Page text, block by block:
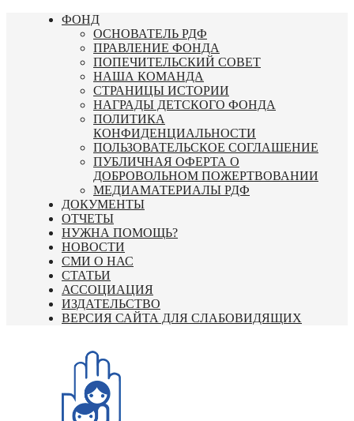
Перейти
ФОНД
ОСНОВАТЕЛЬ РДФ
ПРАВЛЕНИЕ ФОНДА
ПОПЕЧИТЕЛЬСКИЙ СОВЕТ
НАША КОМАНДА
СТРАНИЦЫ ИСТОРИИ
НАГРАДЫ ДЕТСКОГО ФОНДА
ПОЛИТИКА
КОНФИДЕНЦИАЛЬНОСТИ
ПОЛЬЗОВАТЕЛЬСКОЕ СОГЛАШЕНИЕ
ПУБЛИЧНАЯ ОФЕРТА О
ДОБРОВОЛЬНОМ ПОЖЕРТВОВАНИИ
МЕДИАМАТЕРИАЛЫ РДФ
ДОКУМЕНТЫ
ОТЧЕТЫ
НУЖНА ПОМОЩЬ?
НОВОСТИ
СМИ О НАС
СТАТЬИ
АССОЦИАЦИЯ
ИЗДАТЕЛЬСТВО
ВЕРСИЯ САЙТА ДЛЯ СЛАБОВИДЯЩИХ